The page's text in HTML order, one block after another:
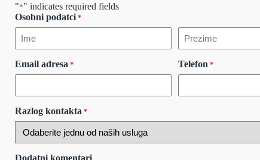
"*" indicates required fields
Osobni podatci *
Email adresa * Telefon *
Razlog kontakta *
Dodatni komentari